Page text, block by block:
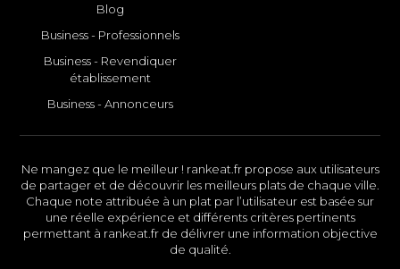
Blog
Business - Professionnels
Business - Revendiquer
établissement
Business - Annonceurs
Ne mangez que le meilleur ! rankeat.fr propose aux utilisateurs
de partager et de découvrir les meilleurs plats de chaque ville.
Chaque note attribuée à un plat par l’utilisateur est basée sur
une réelle expérience et différents critères pertinents
permettant à rankeat.fr de délivrer une information objective
de qualité.